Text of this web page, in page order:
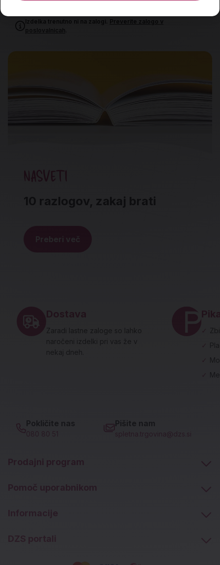
Izdelka trenutno ni na zalogi.
Preverite zalogo v
poslovalnicah
NASVETI
10 razlogov, zakaj brati
Preberi več
Dostava
Zaradi lastne zaloge so lahko
naročeni izdelki pri vas že v
nekaj dneh.
Pokličite nas
080 80 51
Pišite nam
spletna.trgovina@dzs.si
Prodajni program
Pomoč uporabnikom
Informacije
DZS portali